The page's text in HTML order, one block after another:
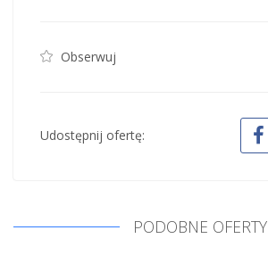
Obserwuj
Udostępnij ofertę:
PODOBNE OFERTY